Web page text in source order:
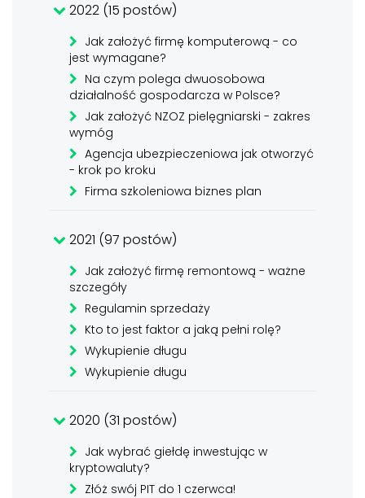
2022 (15 postów)
Jak założyć firmę komputerową - co
jest wymagane?
Na czym polega dwuosobowa
działalność gospodarcza w Polsce?
Jak założyć NZOZ pielęgniarski - zakres
wymóg
Agencja ubezpieczeniowa jak otworzyć
- krok po kroku
Firma szkoleniowa biznes plan
2021 (97 postów)
Jak założyć firmę remontową - ważne
szczegóły
Regulamin sprzedaży
Kto to jest faktor a jaką pełni rolę?
Wykupienie długu
Wykupienie długu
2020 (31 postów)
Jak wybrać giełdę inwestując w
kryptowaluty?
Złóż swój PIT do 1 czerwca!